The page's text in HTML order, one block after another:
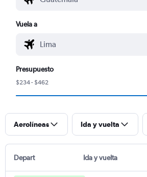
Vuela a
Presupuesto
$234 - $462
Aerolíneas Ida y vuelta
Depart Ida y vuelta